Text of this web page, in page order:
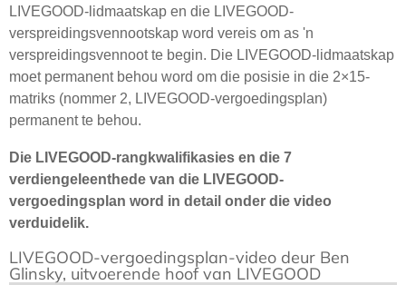
LIVEGOOD-lidmaatskap en die LIVEGOOD-
verspreidingsvennootskap word vereis om as 'n
verspreidingsvennoot te begin. Die LIVEGOOD-lidmaatskap
moet permanent behou word om die posisie in die 2×15-
matriks (nommer 2, LIVEGOOD-vergoedingsplan)
permanent te behou.
Die LIVEGOOD-rangkwalifikasies en die 7
verdiengeleenthede van die LIVEGOOD-
vergoedingsplan word in detail onder die video
verduidelik.
LIVEGOOD-vergoedingsplan-video deur Ben
Glinsky, uitvoerende hoof van LIVEGOOD